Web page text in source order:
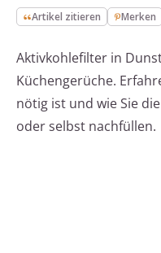
Artikel zitieren Merken
Aktivkohlefilter in
Küchengerüche.
nötig ist und wie Sie
oder selbst nachfüllen.